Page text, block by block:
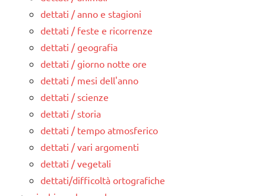
dettati / anno e stagioni
dettati / feste e ricorrenze
dettati / geografia
dettati / giorno notte ore
dettati / mesi dell'anno
dettati / scienze
dettati / storia
dettati / tempo atmosferico
dettati / vari argomenti
dettati / vegetali
dettati/difficoltà ortografiche